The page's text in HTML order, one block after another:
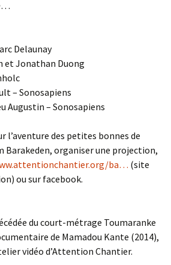
…
Delaunay
et Jonathan Duong
– Sonosapiens
Augustin – Sonosapiens
l’aventure des petites bonnes de
Barakeden, organiser une projection,
ba… (site
ou sur facebook.
du court-métrage Toumaranke
de Mamadou Kante (2014),
vidéo d’Attention Chantier.